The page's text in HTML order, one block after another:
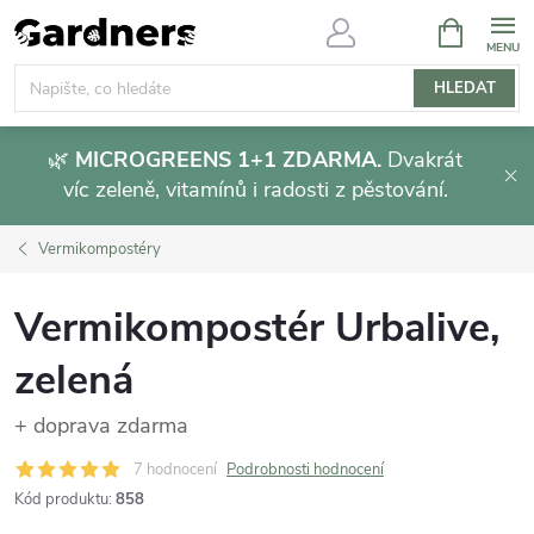
Přejít
na
obsah
HLEDAT
NÁKUPNÍ
KOŠÍK
🌿 MICROGREENS 1+1 ZDARMA. Dvakrát
víc zeleně, vitamínů i radosti z pěstování.
Vermikompostéry
Vermikompostér Urbalive,
zelená
+ doprava zdarma
7 hodnocení Podrobnosti hodnocení
Kód produktu: 858